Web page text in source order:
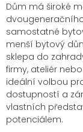
Dům má široké
samostatné
menší bytový
sklepa do
firmy, ateliér
ideální volbou
dostupností a
vlastních
potenciálem.